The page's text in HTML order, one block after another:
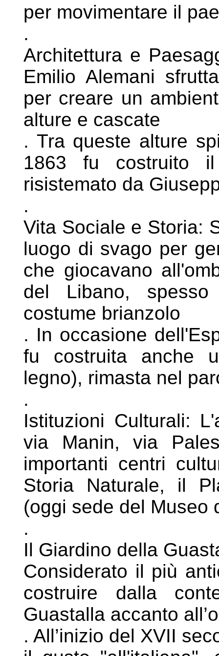
per movimentare il
.
Architettura e
Emilio Alemani
per creare un
alture e cascate
. Tra queste alture
1863 fu costruito
risistemato da
.
Vita Sociale e Storia:
luogo di svago per
che giocavano
del Libano,
costume brianzolo
. In occasione
fu costruita anche
legno), rimasta nel
.
Istituzioni Culturali:
via Manin, via
importanti centri
Storia Naturale, il
(oggi sede del Museo
.
Il Giardino della
Considerato il più
costruire dalla
Guastalla accanto
. All’inizio del XVII